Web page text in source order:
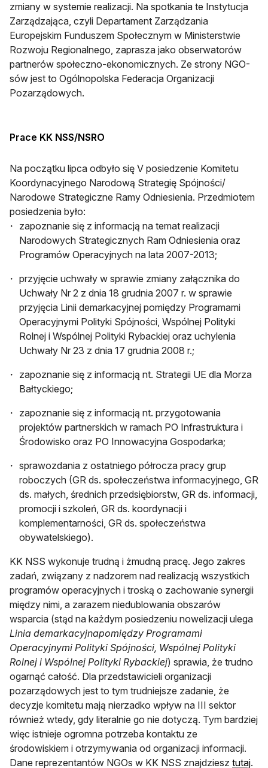
zmiany w systemie realizacji. Na spotkania te Instytucja
Zarządzająca, czyli Departament Zarządzania
Europejskim Funduszem Społecznym w Ministerstwie
Rozwoju Regionalnego, zaprasza jako obserwatorów
partnerów społeczno-ekonomicznych. Ze strony NGO-
sów jest to Ogólnopolska Federacja Organizacji
Pozarządowych.
Prace KK NSS/NSRO
Na początku lipca odbyło się V posiedzenie Komitetu
Koordynacyjnego Narodową Strategię Spójności/
Narodowe Strategiczne Ramy Odniesienia. Przedmiotem
posiedzenia było:
zapoznanie się z informacją na temat realizacji
Narodowych Strategicznych Ram Odniesienia oraz
Programów Operacyjnych na lata 2007-2013;
przyjęcie uchwały w sprawie zmiany załącznika do
Uchwały Nr 2 z dnia 18 grudnia 2007 r. w sprawie
przyjęcia Linii demarkacyjnej pomiędzy Programami
Operacyjnymi Polityki Spójności, Wspólnej Polityki
Rolnej i Wspólnej Polityki Rybackiej oraz uchylenia
Uchwały Nr 23 z dnia 17 grudnia 2008 r.;
zapoznanie się z informacją nt. Strategii UE dla Morza
Bałtyckiego;
zapoznanie się z informacją nt. przygotowania
projektów partnerskich w ramach PO Infrastruktura i
Środowisko oraz PO Innowacyjna Gospodarka;
sprawozdania z ostatniego półrocza pracy grup
roboczych (GR ds. społeczeństwa informacyjnego, GR
ds. małych, średnich przedsiębiorstw, GR ds. informacji,
promocji i szkoleń, GR ds. koordynacji i
komplementarności, GR ds. społeczeństwa
obywatelskiego).
KK NSS wykonuje trudną i żmudną pracę. Jego zakres
zadań, związany z nadzorem nad realizacją wszystkich
programów operacyjnych i troską o zachowanie synergii
między nimi, a zarazem niedublowania obszarów
wsparcia (stąd na każdym posiedzeniu nowelizacji ulega
Linia demarkacyjnapomiędzy Programami
Operacyjnymi Polityki Spójności, Wspólnej Polityki
Rolnej i Wspólnej Polityki Rybackiej) sprawia, że trudno
ogarnąć całość. Dla przedstawicieli organizacji
pozarządowych jest to tym trudniejsze zadanie, że
decyzje komitetu mają nierzadko wpływ na III sektor
również wtedy, gdy literalnie go nie dotyczą. Tym bardziej
więc istnieje ogromna potrzeba kontaktu ze
środowiskiem i otrzymywania od organizacji informacji.
Dane reprezentantów NGOs w KK NSS znajdziesz tutaj.